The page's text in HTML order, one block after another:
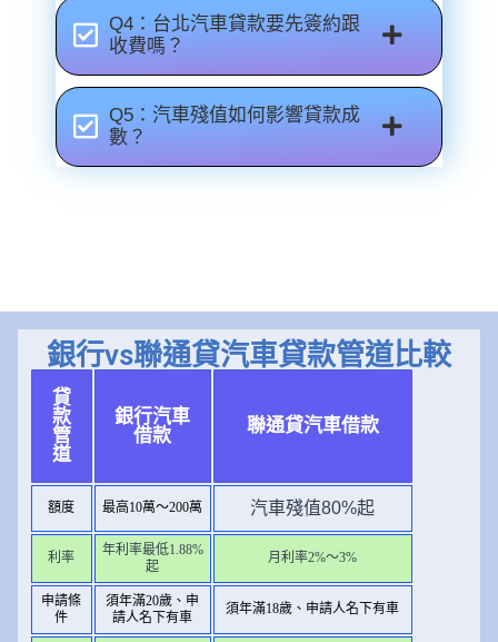
Q4：台北汽車貸款要先簽約跟
收費嗎？
Q5：汽車殘值如何影響貸款成
數？
銀行vs聯通貸汽車貸款管道比較
貸
款
管
道
銀行汽車
借款
聯通貸汽車借款
額度 最高10萬～200萬 汽車殘值80%起
利率
年利率最低1.88%
起
月利率2%～3%
申請條
件
須年滿20歲、申
請人名下有車
須年滿18歲、申請人名下有車